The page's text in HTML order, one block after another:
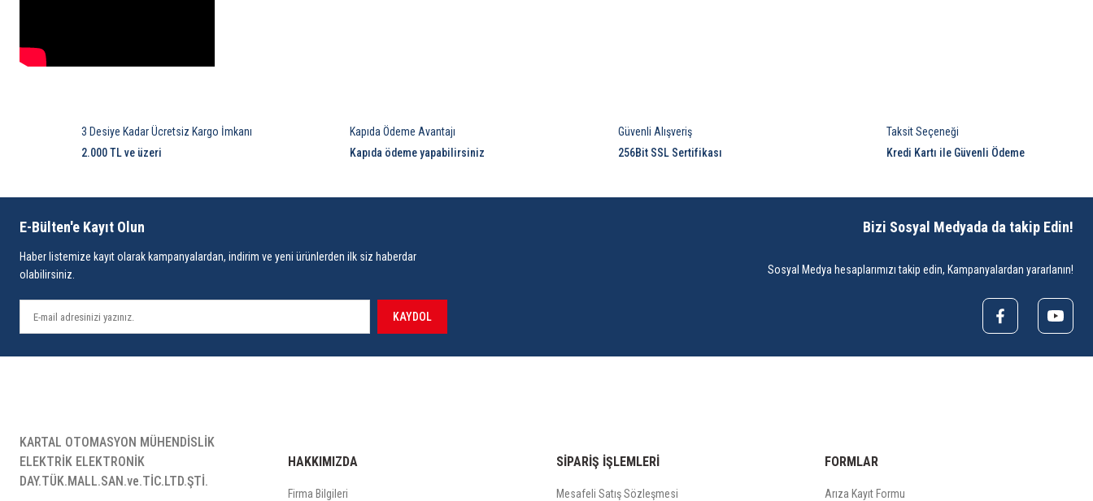
3 Desiye Kadar Ücretsiz Kargo İmkanı
2.000 TL ve üzeri
Kapıda Ödeme Avantajı
Kapıda ödeme yapabilirsiniz
Güvenli Alışveriş
256Bit SSL Sertifikası
Taksit Seçeneği
Kredi Kartı ile Güvenli Ödeme
E-Bülten'e Kayıt Olun
Haber listemize kayıt olarak kampanyalardan, indirim ve yeni ürünlerden ilk siz haberdar
olabilirsiniz.
KAYDOL
Bizi Sosyal Medyada da takip Edin!
Sosyal Medya hesaplarımızı takip edin, Kampanyalardan yararlanın!
KARTAL OTOMASYON MÜHENDİSLİK
ELEKTRİK ELEKTRONİK
DAY.TÜK.MALL.SAN.ve.TİC.LTD.ŞTİ.
HAKKIMIZDA
Firma Bilgileri
SİPARİŞ İŞLEMLERİ
Mesafeli Satış Sözleşmesi
FORMLAR
Arıza Kayıt Formu